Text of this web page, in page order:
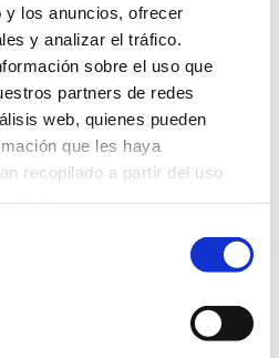
y los anuncios, ofrecer
y analizar el tráfico.
sobre el uso que
partners de redes
web, quienes pueden
que les haya
recopilado a partir del uso